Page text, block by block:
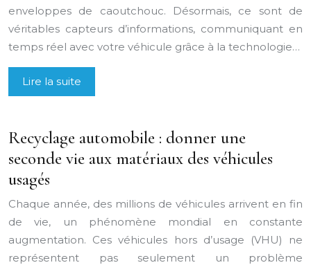
enveloppes de caoutchouc. Désormais, ce sont de
véritables capteurs d’informations, communiquant en
temps réel avec votre véhicule grâce à la technologie…
Lire la suite
Recyclage automobile : donner une
seconde vie aux matériaux des véhicules
usagés
Chaque année, des millions de véhicules arrivent en fin
de vie, un phénomène mondial en constante
augmentation. Ces véhicules hors d’usage (VHU) ne
représentent pas seulement un problème